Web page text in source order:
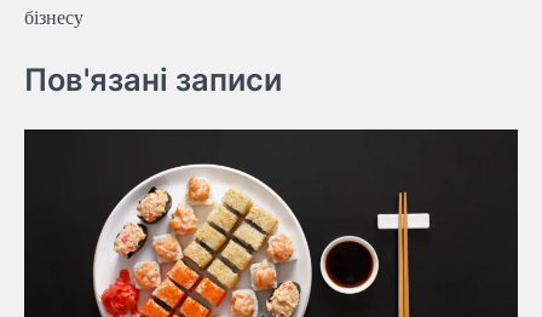
бізнесу
Пов'язані записи